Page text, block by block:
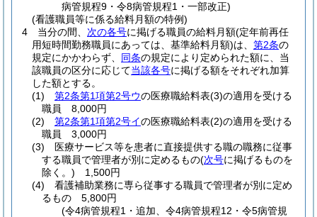
病管規程9・令8病管規程1・一部改正)
(看護職員等に係る給料月額の特例)
4
当分の間、 次の各号に掲げる職員の給料月額(定年前再任
用短時間勤務職員にあっては、基準給料月額)は、 第2条の
規定にかかわらず、 同条の規定により定められた額に、当
該職員の区分に応じて当該各号に掲げる額をそれぞれ加算
した額とする。
(1)
第2条第1項第2号ウの医療職給料表(3)の適用を受ける
職員 8,000円
(2)
第2条第1項第2号イの医療職給料表(2)の適用を受ける
職員 3,000円
(3)
医療サービス等を患者に直接提供する職の職務に従事
する職員で管理者が別に定めるもの(次号に掲げるものを
除く。) 1,500円
(4)
看護補助業務に専ら従事する職員で管理者が別に定め
るもの 5,800円
(令4病管規程1・追加、令4病管規程12・令5病管規